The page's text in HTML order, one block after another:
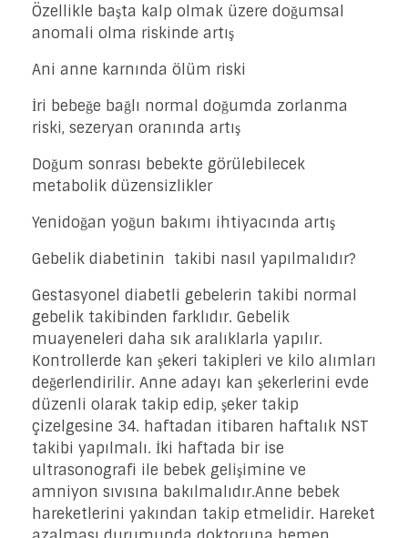
Özellikle başta kalp olmak üzere doğumsal
anomali olma riskinde artış
Ani anne karnında ölüm riski
İri bebeğe bağlı normal doğumda zorlanma
riski, sezeryan oranında artış
Doğum sonrası bebekte görülebilecek
metabolik düzensizlikler
Yenidoğan yoğun bakımı ihtiyacında artış
Gebelik diabetinin takibi nasıl yapılmalıdır?
Gestasyonel diabetli gebelerin takibi normal
gebelik takibinden farklıdır. Gebelik
muayeneleri daha sık aralıklarla yapılır.
Kontrollerde kan şekeri takipleri ve kilo alımları
değerlendirilir. Anne adayı kan şekerlerini evde
düzenli olarak takip edip, şeker takip
çizelgesine 34. haftadan itibaren haftalık NST
takibi yapılmalı. İki haftada bir ise
ultrasonografi ile bebek gelişimine ve
amniyon sıvısına bakılmalıdır.Anne bebek
hareketlerini yakından takip etmelidir. Hareket